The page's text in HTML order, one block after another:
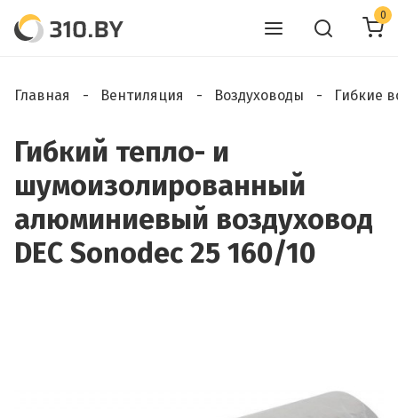
0
Главная Вентиляция Воздуховоды Гибкие
Гибкий тепло- и
шумоизолированный
алюминиевый воздуховод
DEC Sonodec 25 160/10